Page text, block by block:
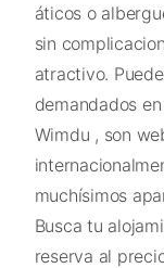
áticos o
sin
atractivo.
demandados
Wimdu , son
muchísimos
Busca tu
reserva al